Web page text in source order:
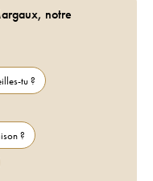
notre
tu ?
?